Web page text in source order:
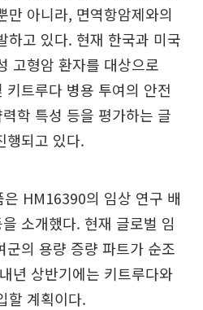
만 아니라, 면역항암제와의
하고 있다. 현재 한국과 미국
고형암 환자를 대상으로
트루다 병용 투여의 안전
학 특성 등을 평가하는 글
행되고 있다.
HM16390의 임상 연구 배
소개했다. 현재 글로벌 임
의 용량 증량 파트가 순조
년 상반기에는 키트루다와
할 계획이다.